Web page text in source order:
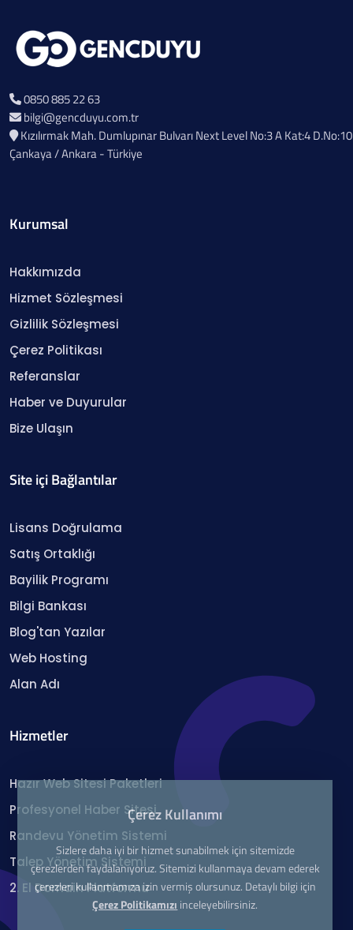
0850 885 22 63
bilgi@gencduyu.com.tr
Kızılırmak Mah. Dumlupınar Bulvarı Next Level No:3 A Kat:4 D.No:10
Çankaya / Ankara - Türkiye
Kurumsal
Hakkımızda
Hizmet Sözleşmesi
Gizlilik Sözleşmesi
Çerez Politikası
Referanslar
Haber ve Duyurular
Bize Ulaşın
Site içi Bağlantılar
Lisans Doğrulama
Satış Ortaklığı
Bayilik Programı
Bilgi Bankası
Blog'tan Yazılar
Web Hosting
Alan Adı
Hizmetler
Hazır Web Sitesi Paketleri
Profesyonel Haber Sitesi
Randevu Yönetim Sistemi
Talep Yönetim Sistemi
2. El Domain Platformu
Çerez Kullanımı
Sizlere daha iyi bir hizmet sunabilmek için sitemizde
çerezlerden faydalanıyoruz. Sitemizi kullanmaya devam ederek
çerezleri kullanmamıza izin vermiş olursunuz. Detaylı bilgi için
Çerez Politikamızı inceleyebilirsiniz.